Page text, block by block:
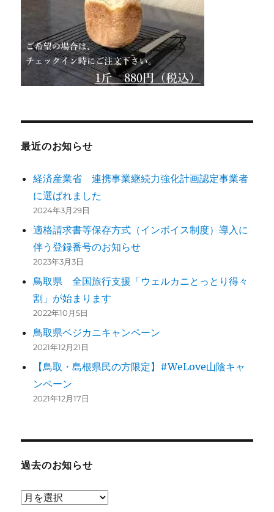
最近のお知らせ
経済産業省 連携事業継続力強化計画認定事業者
に選ばれました
2024年3月29日
適格請求書等保存方式（インボイス制度）導入に
伴う登録番号のお知らせ
2023年3月3日
鳥取県 全国旅行支援「ウェルカニとっとり得々
割」が始まります
2022年10月5日
鳥取県ベジカニキャンペーン
2021年12月21日
【鳥取・島根県民の方限定】#WeLove山陰キャ
ンペーン
2021年12月17日
過去のお知らせ
過